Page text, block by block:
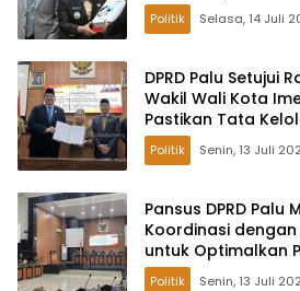
Politik
DPRD Palu Setujui
Wakil Wali Kota
Pastikan Tata
Dibenahi
Politik
Pansus DPRD Palu
Koordinasi
untuk Optimalkan
Tambang
Politik